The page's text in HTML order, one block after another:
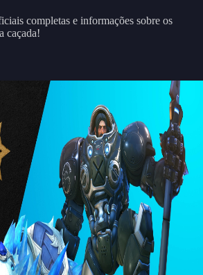
completas e informações sobre os
caçada!